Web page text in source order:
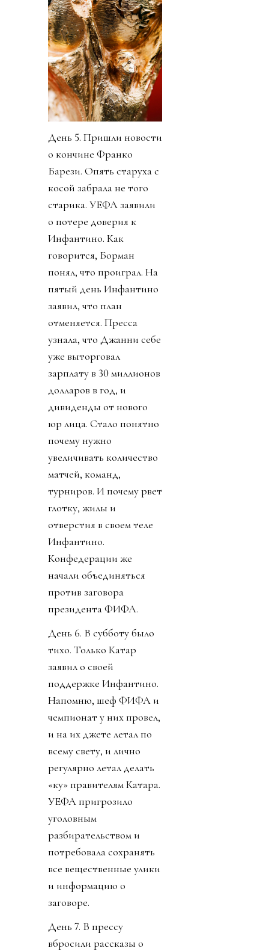
День 5. Пришли новости
о кончине Франко
Барези. Опять старуха с
косой забрала не того
старика. УЕФА заявили
о потере доверия к
Инфантино. Как
говорится, Борман
понял, что проиграл. На
пятый день Инфантино
заявил, что план
отменяется. Пресса
узнала, что Джанни себе
уже выторговал
зарплату в 30 миллионов
долларов в год, и
дивиденды от нового
юр лица. Стало понятно
почему нужно
увеличивать количество
матчей, команд,
турниров. И почему рвет
глотку, жилы и
отверстия в своем теле
Инфантино.
Конфедерации же
начали объединяться
против заговора
президента ФИФА.
День 6. В субботу было
тихо. Только Катар
заявил о своей
поддержке Инфантино.
Напомню, шеф ФИФА и
чемпионат у них провел,
и на их джете летал по
всему свету, и лично
регулярно летал делать
«ку» правителям Катара.
УЕФА пригрозило
уголовным
разбирательством и
потребовала сохранять
все вещественные улики
и информацию о
заговоре.
День 7. В прессу
вбросили рассказы о